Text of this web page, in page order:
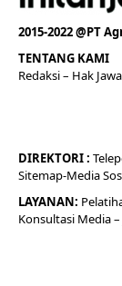
2015-2022 @PT
TENTANG KAMI
Redaksi– Hak
DIREKTORI:
Sitemap-Media
LAYANAN:
Konsultasi Media